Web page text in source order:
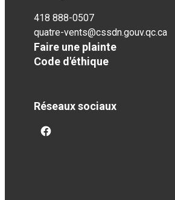
418 888-0507
quatre-vents@cssdn.gouv.qc.ca
Faire une plainte
Code d'éthique
Réseaux sociaux
facebook